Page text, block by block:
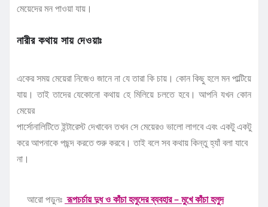
মেয়েদের মন পাওয়া যায়।
নারীর কথায় সায় দেওয়াঃ
একের সময় মেয়েরা নিজেও জানে না যে তারা কি চায়। কোন কিছু হলে মন পাল্টিয়ে
যায়। তাই তাদের যেকোনো কথায় হে মিলিয়ে চলতে হবে। আপনি যখন কোন
মেয়ের
পার্সোনালিটিতে ইন্টারেস্ট দেখাবেন তখন সে মেয়েরও ভালো লাগবে এবং একটু একটু
করে আপনাকে পছন্দ করতে শুরু করবে। তাই বলে সব কথায় কিন্তু হ্যাঁ বলা যাবে
না।
আরো পড়ুনঃ রূপচর্চায় দুধ ও কাঁচা হলুদের ব্যবহার – মুখে কাঁচা হলুদ